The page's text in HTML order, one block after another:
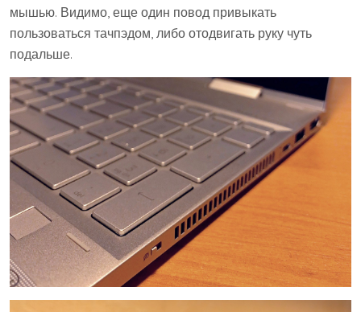
мышью. Видимо, еще один повод привыкать
пользоваться тачпэдом, либо отодвигать руку чуть
подальше.